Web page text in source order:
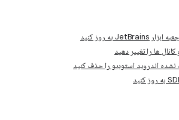
نشده اندروید استودیو را حذف کنید